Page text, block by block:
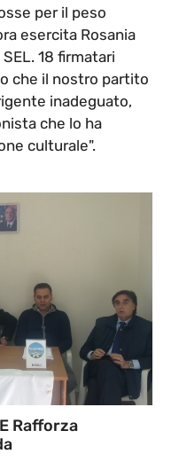
per il peso
esercita Rosania
18 firmatari
che il nostro partito
inadeguato,
che lo ha
culturale".
Rafforza